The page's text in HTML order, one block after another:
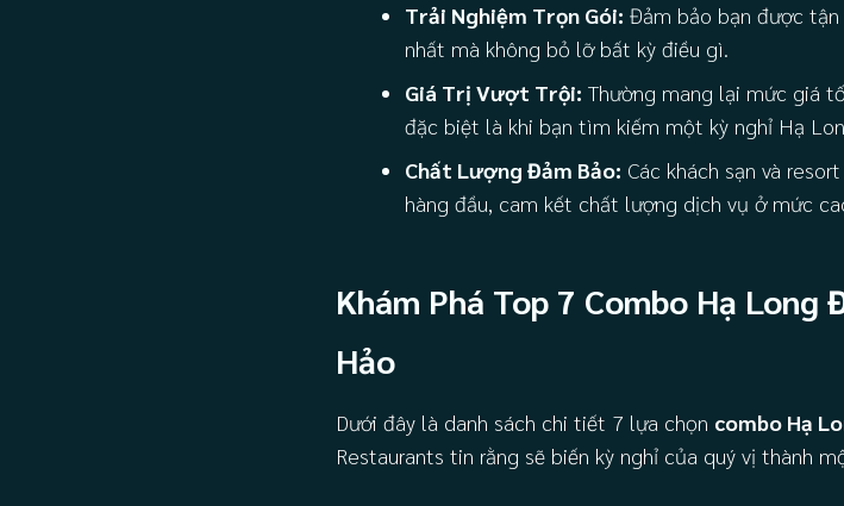
Trải Nghiệm Trọn Gói: Đảm bảo bạn được
nhất mà không bỏ lỡ bất kỳ điều gì.
Giá Trị Vượt Trội: Thường mang lại mức giá
đặc biệt là khi bạn tìm kiếm một kỳ nghỉ Hạ
Chất Lượng Đảm Bảo: Các khách sạn và
hàng đầu, cam kết chất lượng dịch vụ ở mức
Khám Phá Top 7 Combo Hạ Long
Hảo
Dưới đây là danh sách chi tiết 7 lựa chọn combo Hạ
Restaurants tin rằng sẽ biến kỳ nghỉ của quý vị thành